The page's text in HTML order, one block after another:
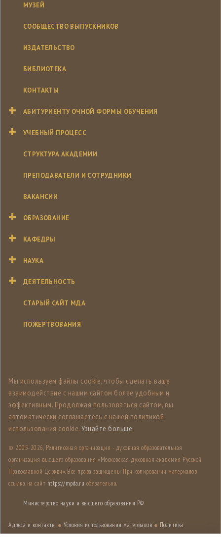
МУЗЕЙ
СООБЩЕСТВО ВЫПУСКНИКОВ
ИЗДАТЕЛЬСТВО
БИБЛИОТЕКА
КОНТАКТЫ
АБИТУРИЕНТУ ОЧНОЙ ФОРМЫ ОБУЧЕНИЯ
УЧЕБНЫЙ ПРОЦЕСС
СТРУКТУРА АКАДЕМИИ
ПРЕПОДАВАТЕЛИ И СОТРУДНИКИ
ВАКАНСИИ
ОБРАЗОВАНИЕ
КАФЕДРЫ
НАУКА
ДЕЯТЕЛЬНОСТЬ
СТАРЫЙ САЙТ МДА
ПОЖЕРТВОВАНИЯ
Мы используем файлы cookie, чтобы сделать ваше
взаимодействие с нашим сайтом более удобным и
эффективным. Продолжая пользоваться сайтом, вы
автоматически соглашаетесь с нашей политикой
использования cookie. Узнайте больше.
© 2005-2026, Религиозная организация - духовная образовательная
организация высшего образования «Московская духовная академия Русской
Православной Церкви». Все права защищены. При копировании материалов
ссылка на сайт https://mpda.ru обязательна.
Министерство науки и высшего образования РФ
Адреса и контакты ● Условия использования материалов ● Политика
конфиденциальности●Карта сайта